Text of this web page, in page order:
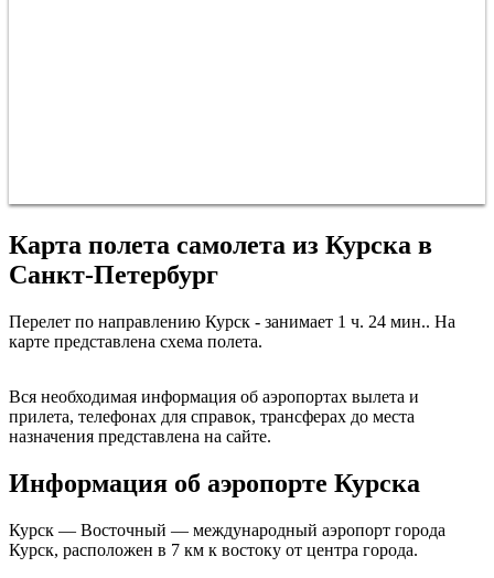
Карта полета самолета из Курска в
Санкт-Петербург
Перелет по направлению Курск - занимает 1 ч. 24 мин.. На
карте представлена схема полета.
Санкт-Петербург
Курск
Вся необходимая информация об аэропортах вылета и
прилета, телефонах для справок, трансферах до места
назначения представлена на сайте.
Информация об аэропорте Курска
Курск — Восточный — международный аэропорт города
Курск, расположен в 7 км к востоку от центра города.